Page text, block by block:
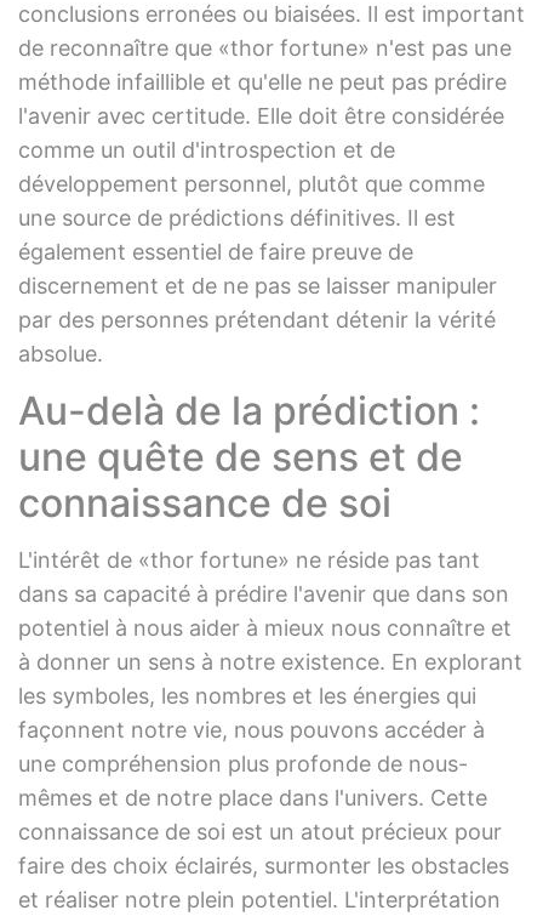
conclusions erronées ou biaisées. Il est important
de reconnaître que «thor fortune» n'est pas une
méthode infaillible et qu'elle ne peut pas prédire
l'avenir avec certitude. Elle doit être considérée
comme un outil d'introspection et de
développement personnel, plutôt que comme
une source de prédictions définitives. Il est
également essentiel de faire preuve de
discernement et de ne pas se laisser manipuler
par des personnes prétendant détenir la vérité
absolue.
Au-delà de la prédiction :
une quête de sens et de
connaissance de soi
L'intérêt de «thor fortune» ne réside pas tant
dans sa capacité à prédire l'avenir que dans son
potentiel à nous aider à mieux nous connaître et
à donner un sens à notre existence. En explorant
les symboles, les nombres et les énergies qui
façonnent notre vie, nous pouvons accéder à
une compréhension plus profonde de nous-
mêmes et de notre place dans l'univers. Cette
connaissance de soi est un atout précieux pour
faire des choix éclairés, surmonter les obstacles
et réaliser notre plein potentiel. L'interprétation